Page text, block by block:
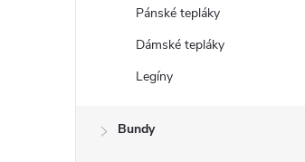
Pánské tepláky
Dámské tepláky
Legíny
Bundy